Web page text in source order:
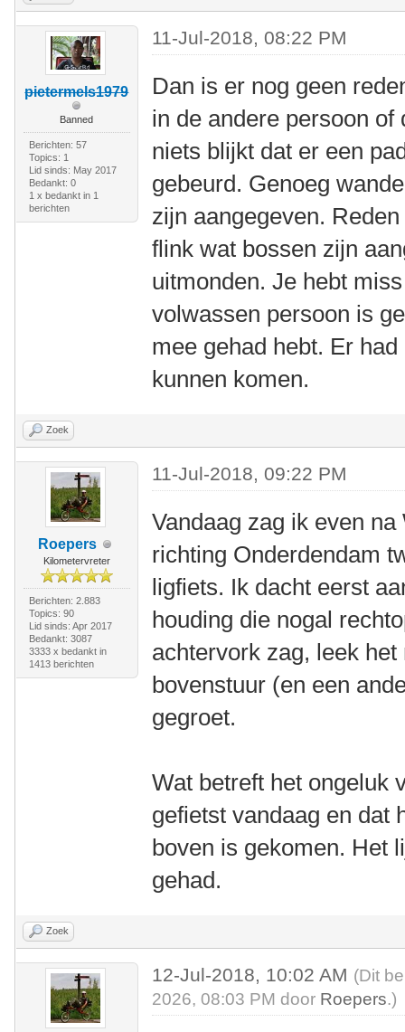
pietermels1979
Banned
Berichten: 57
Topics: 1
Lid sinds: May 2017
Bedankt: 0
1 x bedankt in 1
berichten
11-Jul-2018, 08:22 PM
Dan is er nog geen
in de andere persoon
niets blijkt dat er een
gebeurd. Genoeg
zijn aangegeven.
flink wat bossen zijn
uitmonden. Je hebt
volwassen persoon is
mee gehad hebt. Er
kunnen komen.
Zoek
Roepers
Kilometervreter
Berichten: 2.883
Topics: 90
Lid sinds: Apr 2017
Bedankt: 3087
3333 x bedankt in
1413 berichten
11-Jul-2018, 09:22 PM
Vandaag zag ik even
richting Onderdendam
ligfiets. Ik dacht eerst
houding die nogal
achtervork zag, leek
bovenstuur (en een
gegroet.
Wat betreft het ongeluk
gefietst vandaag en dat
boven is gekomen. Het
gehad.
Zoek
12-Jul-2018, 10:02 AM (Dit
2026, 08:03 PM door Roepers.)